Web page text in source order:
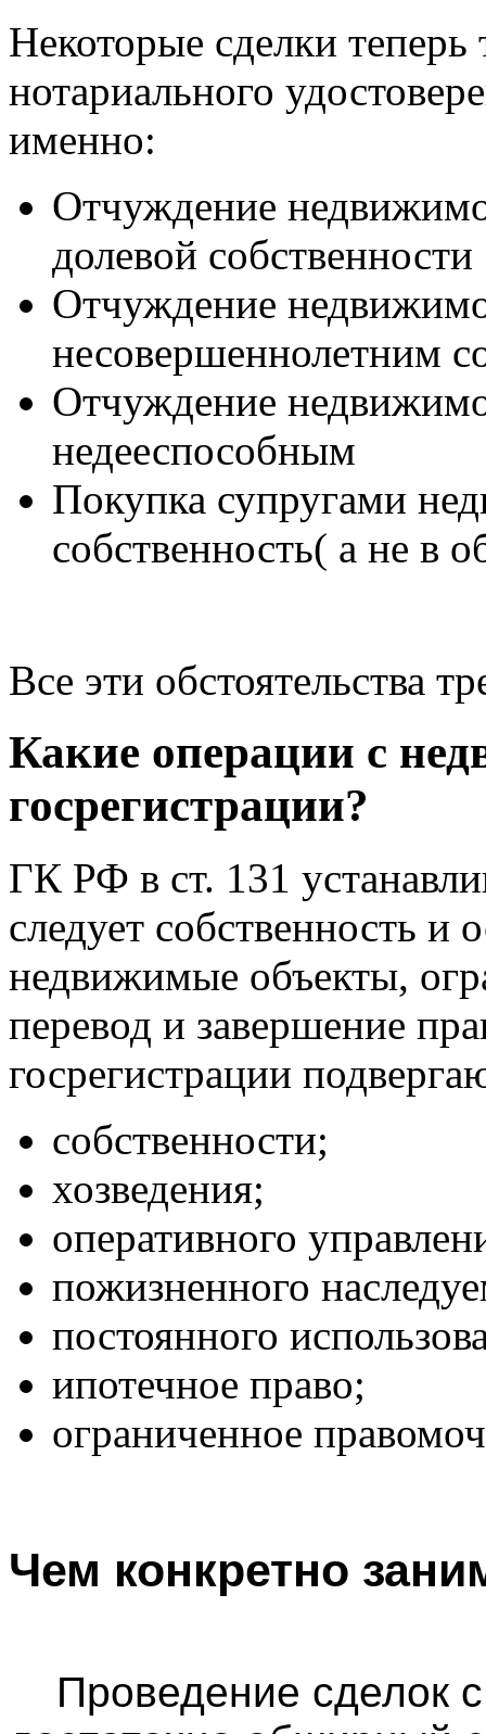
Некоторые сделки
нотариального
именно:
Отчуждение
долевой собственности
Отчуждение
несовершеннолетним
Отчуждение
недееспособным
Покупка супругами
собственность( а не в
Все эти обстоятельства
Какие операции с
госрегистрации?
ГК РФ в ст. 131
следует собственность и
недвижимые объекты,
перевод и завершение
госрегистрации
собственности;
хозведения;
оперативного
пожизненного
постоянного
ипотечное право;
ограниченное
Чем конкретно
Проведение сделок